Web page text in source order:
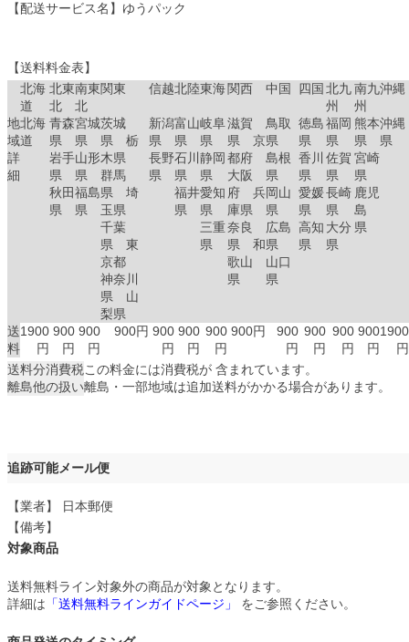
【配送サービス名】ゆうパック
【送料料金表】
北海
道
北東
北
南東
北
関東 信越北陸東海関西 中国 四国 北九
州
南九
州
沖縄
地
域
詳
細
北海
道
青森
県
岩手
県
秋田
県
宮城
県
山形
県
福島
県
茨城
県 栃
木県
群馬
県 埼
玉県
千葉
県 東
京都
神奈川
県 山
梨県
新潟
県
長野
県
富山
県
石川
県
福井
県
岐阜
県
静岡
県
愛知
県
三重
県
滋賀
県 京
都府
大阪
府 兵
庫県
奈良
県 和
歌山
県
鳥取
県
島根
県
岡山
県
広島
県
山口
県
徳島
県
香川
県
愛媛
県
高知
県
福岡
県
佐賀
県
長崎
県
大分
県
熊本
県
宮崎
県
鹿児
島
県
沖縄
県
送
料
1900
円
900
円
900
円
900円 900
円
900
円
900
円
900円
900
円
900
円
900
円
900
円
1900
円
送料分消費税この料金には消費税が 含まれています。
離島他の扱い離島・一部地域は追加送料がかかる場合があります。
追跡可能メール便
【業者】 日本郵便
【備考】
対象商品
送料無料ライン対象外の商品が対象となります。
詳細は 「送料無料ラインガイドページ」 をご参照ください。